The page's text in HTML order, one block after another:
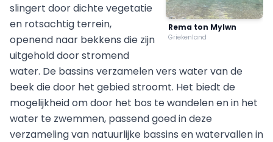
Rema ton Mylwn
Griekenland
slingert door dichte vegetatie
en rotsachtig terrein,
openend naar bekkens die zijn
uitgehold door stromend
water. De bassins verzamelen vers water van de
beek die door het gebied stroomt. Het biedt de
mogelijkheid om door het bos te wandelen en in het
water te zwemmen, passend goed in deze
verzameling van natuurlijke bassins en watervallen in